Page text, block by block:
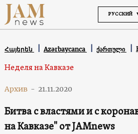
РУССКИЙ
Հայերեն Azərbaycanca ქართული
Неделя на Кавказе
Архив - 21.11.2020
Битва с властями и с
на Кавказе" от JAMnews